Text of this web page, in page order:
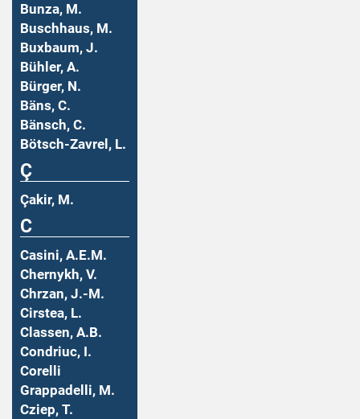
Bunza, M.
Buschhaus, M.
Buxbaum, J.
Bühler, A.
Bürger, N.
Bäns, C.
Bänsch, C.
Bötsch-Zavrel, L.
Ç
Çakir, M.
C
Casini, A.E.M.
Chernykh, V.
Chrzan, J.-M.
Cirstea, L.
Classen, A.B.
Condriuc, I.
Corelli
Grappadelli, M.
Cziep, T.